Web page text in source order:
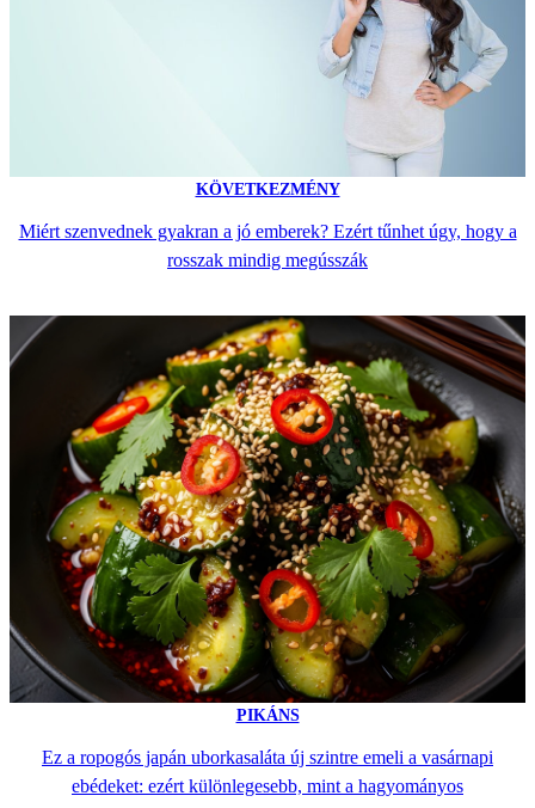
KÖVETKEZMÉNY
Miért szenvednek gyakran a jó emberek? Ezért tűnhet úgy, hogy a
rosszak mindig megússzák
PIKÁNS
Ez a ropogós japán uborkasaláta új szintre emeli a vasárnapi
ebédeket: ezért különlegesebb, mint a hagyományos